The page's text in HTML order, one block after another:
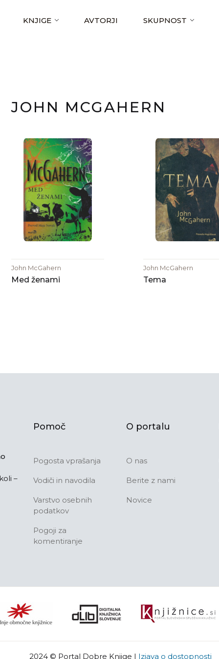
KNJIGE AVTORJI SKUPNOST
JOHN MCGAHERN
John McGahern
Med ženami
John McGahern
Tema
–
Pomoč
Pogosta vprašanja
Vodiči in navodila
Varstvo osebnih
podatkov
Pogoji za
komentiranje
O portalu
O nas
Berite z nami
Novice
2024 © Portal Dobre Knjige | Izjava o dostopnosti